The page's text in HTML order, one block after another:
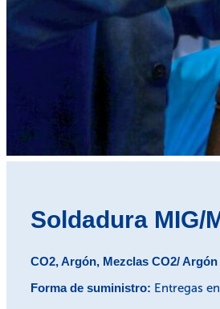
Soldadura MIG/
CO2, Argón, Mezclas CO2/ Argón
Forma de suministro: Entregas